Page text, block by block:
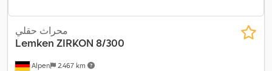
Alpen 2.467 km
محراث حقلي
Lemken ZIRKON 8/300